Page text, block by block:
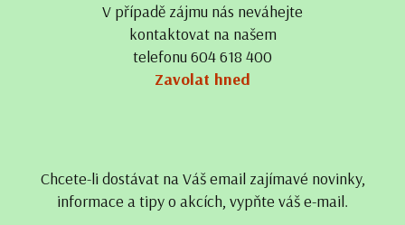
V případě zájmu nás neváhejte
kontaktovat na našem
telefonu 604 618 400
Zavolat hned
Chcete-li dostávat na Váš email zajímavé novinky,
informace a tipy o akcích, vypňte váš e-mail.